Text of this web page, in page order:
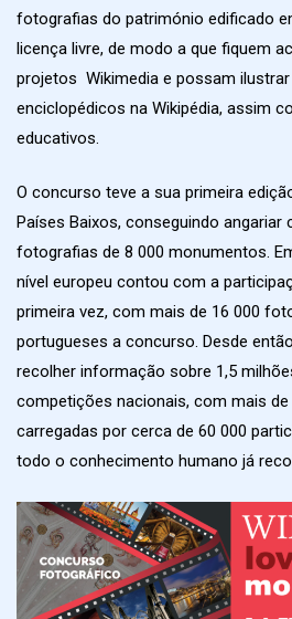
fotografias do património edificado
licença livre, de modo a que fiquem
projetos Wikimedia e possam
enciclopédicos na Wikipédia, assim
educativos.
O concurso teve a sua primeira
Países Baixos, conseguindo angariar
fotografias de 8 000 monumentos.
nível europeu contou com a
primeira vez, com mais de 16 000
portugueses a concurso. Desde
recolher informação sobre 1,5
competições nacionais, com mais
carregadas por cerca de 60 000
todo o conhecimento humano já